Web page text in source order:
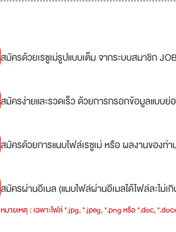
สมัครด้วยเรซูเม่รูปแบบเต็ม จากระบบสมาชิก
สมัครง่ายและรวดเร็ว ด้วยการกรอกข้อมูลแบบย่อ
สมัครด้วยการแนบไฟล์เรซูเม่ หรือ ผลงานของท่า
สมัครผ่านอีเมล (แนบไฟล์ผ่านอีเมลได้ไฟล์ละไม่เ
หมายเหตุ : เฉพาะไฟล์ *.jpg, *.jpeg, *.png หรือ *.doc,